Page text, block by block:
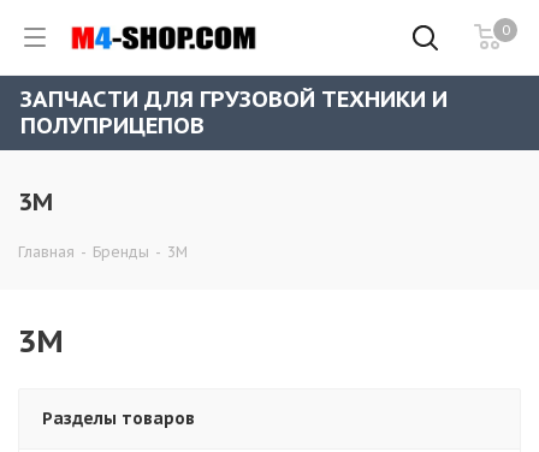
0
ЗАПЧАСТИ ДЛЯ ГРУЗОВОЙ ТЕХНИКИ И
ПОЛУПРИЦЕПОВ
3M
Главная - Бренды - 3M
3M
Разделы товаров